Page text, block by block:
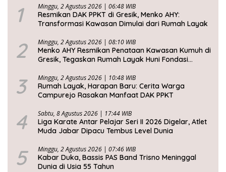
1 Minggu, 2 Agustus 2026 | 06:48 WIB
Resmikan DAK PPKT di Gresik, Menko AHY:
Transformasi Kawasan Dimulai dari Rumah Layak
2 Minggu, 2 Agustus 2026 | 08:10 WIB
Menko AHY Resmikan Penataan Kawasan Kumuh di
Gresik, Tegaskan Rumah Layak Huni Fondasi
3 Minggu, 2 Agustus 2026 | 10:48 WIB
Rumah Layak, Harapan Baru: Cerita Warga
Campurejo Rasakan Manfaat DAK PPKT
4 Sabtu, 8 Agustus 2026 | 17:44 WIB
Liga Karate Antar Pelajar Seri II 2026 Digelar, Atlet
Muda Jabar Dipacu Tembus Level Dunia
5 Minggu, 2 Agustus 2026 | 07:46 WIB
Kabar Duka, Bassis PAS Band Trisno Meninggal
Dunia di Usia 55 Tahun